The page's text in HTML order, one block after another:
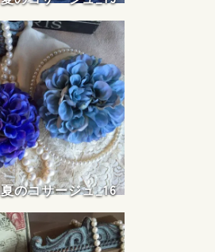
夏のコサージュ_16